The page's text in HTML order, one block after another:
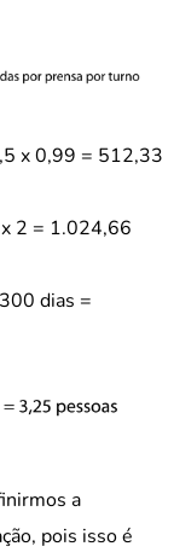
x 0,99 = 512,33
2 = 1.024,66
dias =
a
pois isso é